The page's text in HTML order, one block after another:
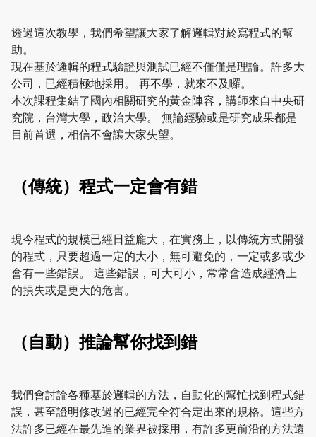
透過這次教學，我們希望讓大家了解邏輯對於寫程式的幫
助。
現在基於邏輯的程式驗證與測試已經不僅僅是理論。許多大
公司，已經積極地採用。 再不學，就來不及囉。
本次課程集結了國內相關研究的黃金陣容，講師來自中央研
究院，台灣大學，政治大學。 無論經驗或是研究成果都是
目前首選，相信不會讓大家失望。
（傳統）程式一定會有錯
現今程式的規模已經日益龐大，在實務上，以傳統方式開發
的程式，只要超過一定的大小，無可避免的，一定或多或少
會有一些錯誤。 這些錯誤，可大可小，常常會造成經濟上
的損失或是更大的危害。
（自動）推論幫你找到錯
我們會討論各種基於邏輯的方法，自動化的幫忙找到程式錯
誤，甚至證明修改過的已經完全符合定出來的規格。這些方
法許多已經在最先進的業界被採用，有許多更前沿的方法還